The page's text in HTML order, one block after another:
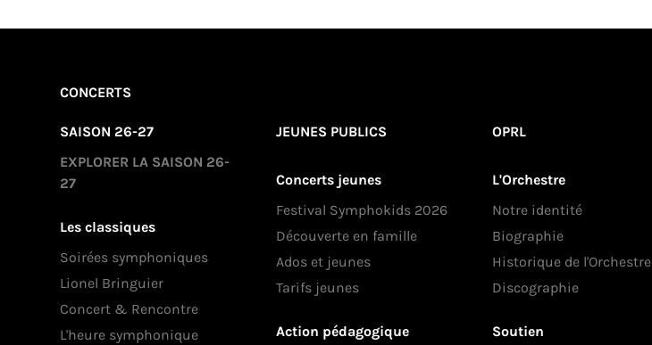
CONCERTS
SAISON 26-27
EXPLORER LA SAISON 26-
27
Les classiques
Soirées symphoniques
Lionel Bringuier
Concert & Rencontre
L'heure symphonique
JEUNES PUBLICS
Concerts jeunes
Festival Symphokids 2026
Découverte en famille
Ados et jeunes
Tarifs jeunes
Action pédagogique
OPRL
L'Orchestre
Notre identité
Biographie
Historique de l'Orchestre
Discographie
Soutien